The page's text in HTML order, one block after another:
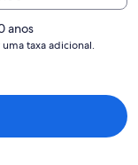
anos
taxa adicional.